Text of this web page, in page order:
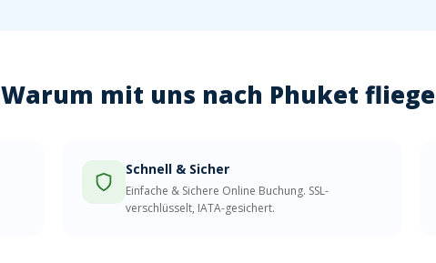
Warum mit uns nach Phuket
Schnell & Sicher
Einfache & Sichere Online Buchung. SSL-
verschlüsselt, IATA-gesichert.